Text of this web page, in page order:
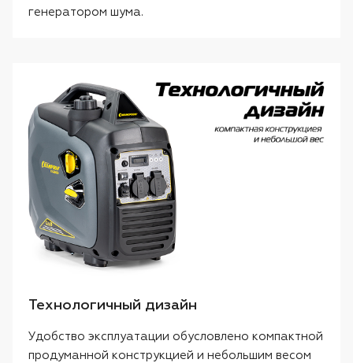
генератором шума.
Технологичный дизайн
Удобство эксплуатации обусловлено компактной
продуманной конструкцией и небольшим весом